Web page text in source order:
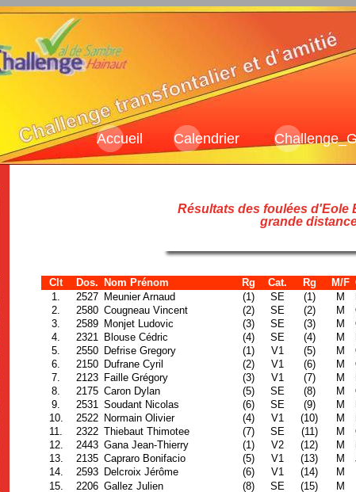
Accueil Calendrier
Résultats des foulées
grande
Clt Dos. Nom Prénom Rg Cat. Rg M/F
1.
2527 Meunier Arnaud (1) SE (1) M
2.
2580 Cougneau Vincent (2) SE (2) M
3.
2589 Monjet Ludovic (3) SE (3) M
4.
2321 Blouse Cédric (4) SE (4) M
5.
2550 Defrise Gregory (1) V1 (5) M
6.
2150 Dufrane Cyril (2) V1 (6) M
7.
2123 Faille Grégory (3) V1 (7) M
8.
2175 Caron Dylan (5) SE (8) M
9.
2531 Soudant Nicolas (6) SE (9) M
10.
2522 Normain Olivier (4) V1 (10) M
11.
2322 Thiebaut Thimotee (7) SE (11) M
12.
2443 Gana Jean-Thierry (1) V2 (12) M
13.
2135 Capraro Bonifacio (5) V1 (13) M
14.
2593 Delcroix Jérôme (6) V1 (14) M
15.
2206 Gallez Julien (8) SE (15) M